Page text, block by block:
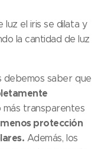
luz el iris se dilata y
la cantidad de luz
debemos saber que
más transparentes
protección
Además, los